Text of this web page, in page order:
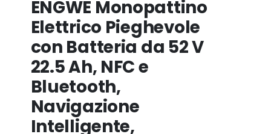
ENGWE Monopattino
Elettrico Pieghevole
con Batteria da 52 V
22.5 Ah, NFC e
Bluetooth,
Navigazione
Intelligente,